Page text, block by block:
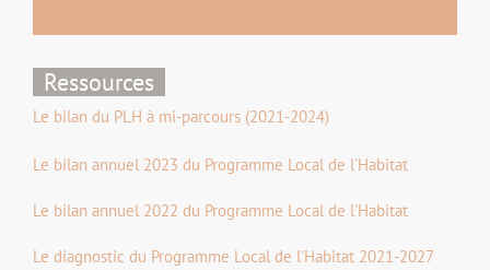
Ressources
Le bilan du PLH à mi-parcours (2021-2024)
Le bilan annuel 2023 du Programme Local de l'Habitat
Le bilan annuel 2022 du Programme Local de l'Habitat
Le diagnostic du Programme Local de l'Habitat 2021-2027